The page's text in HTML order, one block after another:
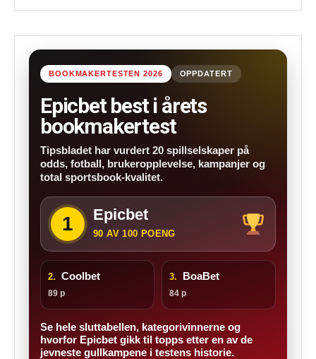
BOOKMAKERTESTEN 2026 OPPDATERT
Epicbet best i årets
bookmakertest
Tipsbladet har vurdert 20 spillselskaper på
odds, fotball, brukeropplevelse, kampanjer og
total sportsbook-kvalitet.
1 Epicbet
90 AV 100 POENG
2. Coolbet
89 p
3. BoaBet
84 p
Se hele sluttabellen, kategorivinnerne og
hvorfor Epicbet gikk til topps etter en av de
jevneste gullkampene i testens historie.